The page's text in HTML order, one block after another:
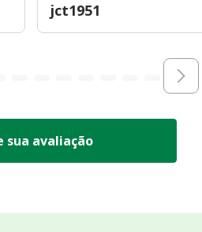
jct1951
sua avaliação